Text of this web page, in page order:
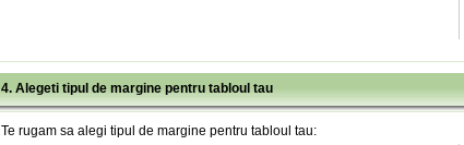
4. Alegeti tipul de margine pentru tabloul tau
Te rugam sa alegi tipul de margine pentru tabloul tau: